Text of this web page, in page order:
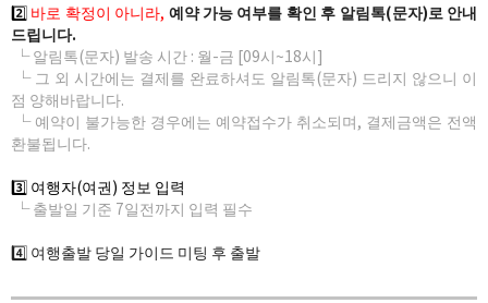
2️⃣ 바로 확정이 아니라, 예약 가능 여부를 확인 후 알림톡(문자)로 안내
드립니다.
└ 알림톡(문자) 발송 시간 : 월-금 [09시~18시]
└ 그 외 시간에는 결제를 완료하셔도 알림톡(문자) 드리지 않으니 이
점 양해바랍니다.
└ 예약이 불가능한 경우에는 예약접수가 취소되며, 결제금액은 전액
환불됩니다.
3️⃣ 여행자(여권) 정보 입력
└ 출발일 기준 7일전까지 입력 필수
4️⃣ 여행출발 당일 가이드 미팅 후 출발